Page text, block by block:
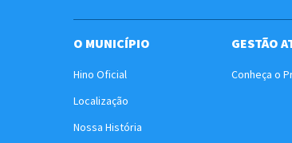
O MUNICÍPIO
Hino Oficial
Localização
Nossa História
GESTÃO
Conheça o